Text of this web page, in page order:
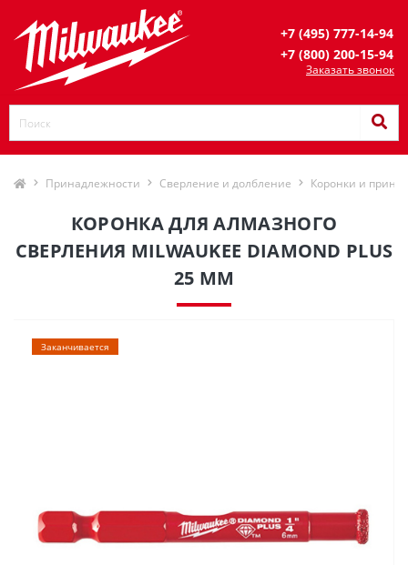
+7 (495) 777-14-94
+7 (800) 200-15-94
Заказать звонок
Принадлежности Сверление и долбление Коронки и
КОРОНКА ДЛЯ АЛМАЗНОГО
СВЕРЛЕНИЯ MILWAUKEE DIAMOND PLUS
25 ММ
Заканчивается